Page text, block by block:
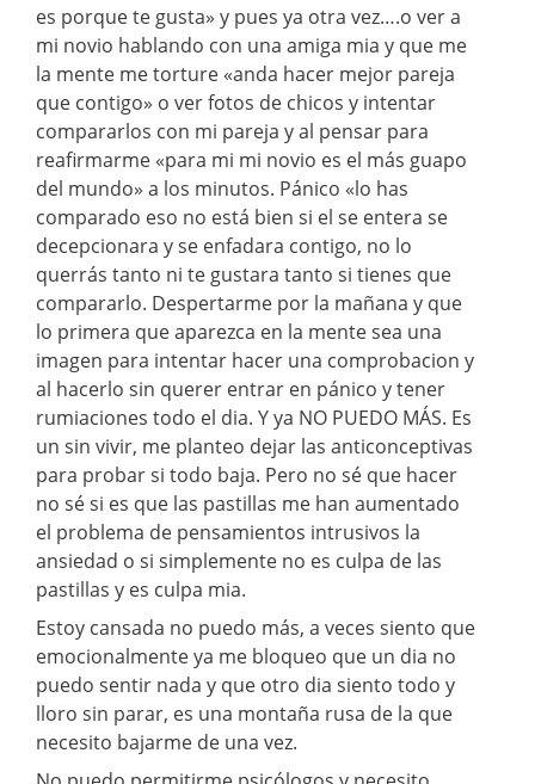
es porque te gusta» y pues ya otra vez….o ver a
mi novio hablando con una amiga mia y que me
la mente me torture «anda hacer mejor pareja
que contigo» o ver fotos de chicos y intentar
compararlos con mi pareja y al pensar para
reafirmarme «para mi mi novio es el más guapo
del mundo» a los minutos. Pánico «lo has
comparado eso no está bien si el se entera se
decepcionara y se enfadara contigo, no lo
querrás tanto ni te gustara tanto si tienes que
compararlo. Despertarme por la mañana y que
lo primera que aparezca en la mente sea una
imagen para intentar hacer una comprobacion y
al hacerlo sin querer entrar en pánico y tener
rumiaciones todo el dia. Y ya NO PUEDO MÁS. Es
un sin vivir, me planteo dejar las anticonceptivas
para probar si todo baja. Pero no sé que hacer
no sé si es que las pastillas me han aumentado
el problema de pensamientos intrusivos la
ansiedad o si simplemente no es culpa de las
pastillas y es culpa mia.
Estoy cansada no puedo más, a veces siento que
emocionalmente ya me bloqueo que un dia no
puedo sentir nada y que otro dia siento todo y
lloro sin parar, es una montaña rusa de la que
necesito bajarme de una vez.